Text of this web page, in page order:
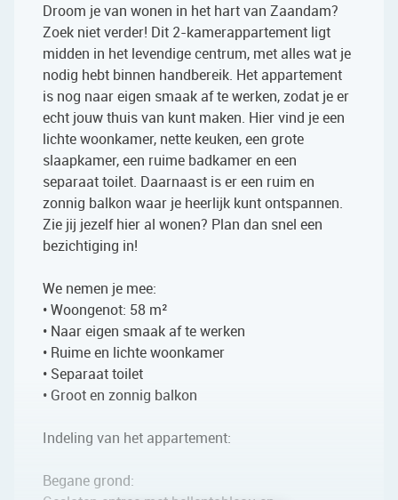
Droom je van wonen in het hart van Zaandam?
Zoek niet verder! Dit 2-kamerappartement ligt
midden in het levendige centrum, met alles wat je
nodig hebt binnen handbereik. Het appartement
is nog naar eigen smaak af te werken, zodat je er
echt jouw thuis van kunt maken. Hier vind je een
lichte woonkamer, nette keuken, een grote
slaapkamer, een ruime badkamer en een
separaat toilet. Daarnaast is er een ruim en
zonnig balkon waar je heerlijk kunt ontspannen.
Zie jij jezelf hier al wonen? Plan dan snel een
bezichtiging in!
We nemen je mee:
• Woongenot: 58 m²
• Naar eigen smaak af te werken
• Ruime en lichte woonkamer
• Separaat toilet
• Groot en zonnig balkon
Indeling van het appartement:
Begane grond: